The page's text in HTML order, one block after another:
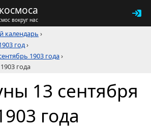
вокруг нас
календарь ›
год›
1903 года›
года
13 сентября
года